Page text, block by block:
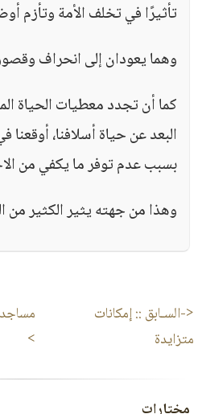
تأثيرًا في تخلف الأمة وتأزم
وهما يعودان إلى انحراف
كما أن تجدد معطيات الحياة
البعد عن حياة أسلافنا،
بسبب عدم توفر ما يكفي من
وهذا من جهته يثير الكثير من
<-السـابق ::إمكانات
متزايدة
>